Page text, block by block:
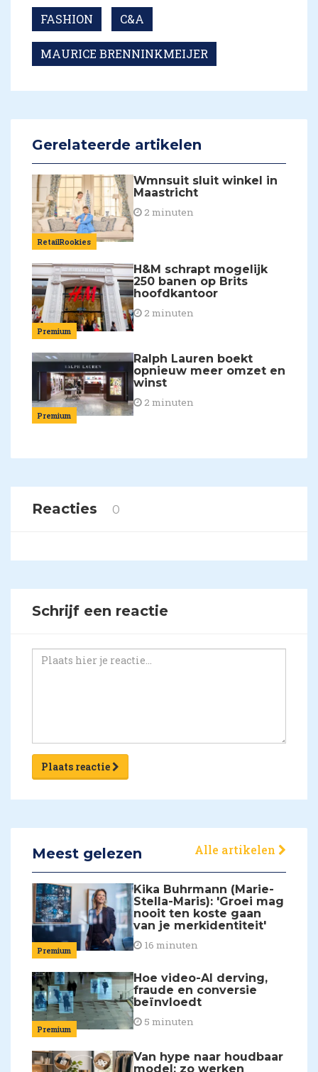
FASHION C&A
MAURICE BRENNINKMEIJER
Gerelateerde artikelen
RetailRookies
Wmnsuit sluit winkel in
Maastricht
2 minuten
Premium
H&M schrapt mogelijk
250 banen op Brits
hoofdkantoor
2 minuten
Premium
Ralph Lauren boekt
opnieuw meer omzet en
winst
2 minuten
Reacties 0
Schrijf een reactie
Plaats reactie
Meest gelezen Alle artikelen
Premium
Kika Buhrmann (Marie-
Stella-Maris): 'Groei mag
nooit ten koste gaan
van je merkidentiteit'
16 minuten
Premium
Hoe video-AI derving,
fraude en conversie
beïnvloedt
5 minuten
Van hype naar houdbaar
model: zo werken